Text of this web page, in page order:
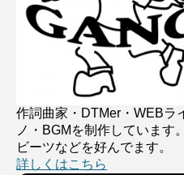
作詞曲家・DTMer・WEBラ
ノ・BGMを制作しています
ビーツなどを好んでます。
詳しくはこちら